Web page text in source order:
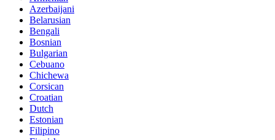
Azerbaijani
Belarusian
Bengali
Bosnian
Bulgarian
Cebuano
Chichewa
Corsican
Croatian
Dutch
Estonian
Filipino